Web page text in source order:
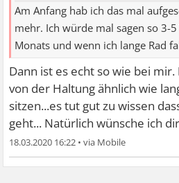
Am Anfang hab ich das mal
mehr. Ich würde mal sagen so 3-
Monats und wenn ich lange Rad
Dann ist es echt so wie bei
von der Haltung ähnlich wie
sitzen...es tut gut zu wissen
geht... Natürlich wünsche ich
18.03.2020 16:22 •